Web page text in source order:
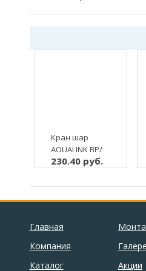
Кран шар
AQUALINK ВР/
НР 3/4"
"американкой",
латунь (5/80)
230.40 руб.
Главная
Компания
Каталог
Акции